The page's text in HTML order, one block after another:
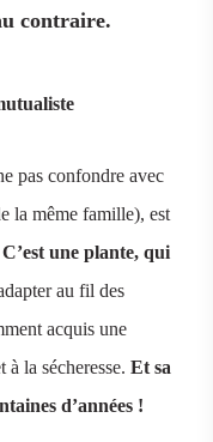
contraire.
pas confondre avec
la même famille), est
C’est une plante, qui
au fil des
acquis une
à la sécheresse. Et sa
d’années !